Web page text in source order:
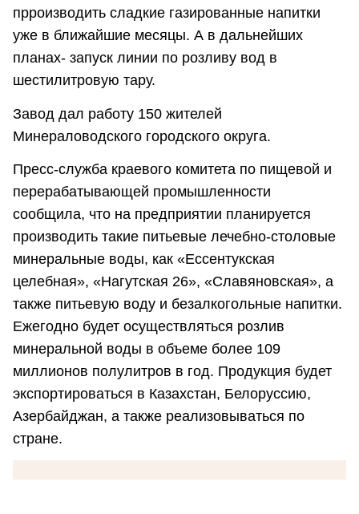
прроизводить сладкие газированные напитки
уже в ближайшие месяцы. А в дальнейших
планах- запуск линии по розливу вод в
шестилитровую тару.
Завод дал работу 150 жителей
Минераловодского городского округа.
Пресс-служба краевого комитета по пищевой и
перерабатывающей промышленности
сообщила, что на предприятии планируется
производить такие питьевые лечебно-столовые
минеральные воды, как «Ессентукская
целебная», «Нагутская 26», «Славяновская», а
также питьевую воду и безалкогольные напитки.
Ежегодно будет осуществляться розлив
минеральной воды в объеме более 109
миллионов полулитров в год. Продукция будет
экспортироваться в Казахстан, Белоруссию,
Азербайджан, а также реализовываться по
стране.